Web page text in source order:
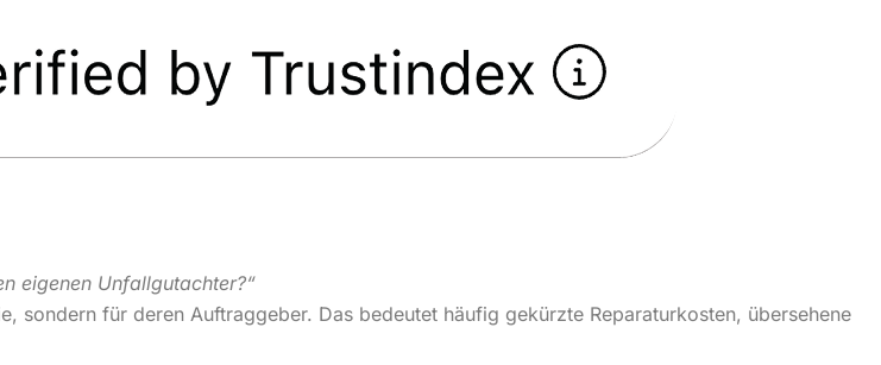
eigenen Unfallgutachter?“
sondern für deren Auftraggeber. Das bedeutet häufig gekürzte Reparaturkosten, übersehene